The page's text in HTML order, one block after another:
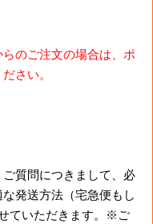
のご注文の場合は、ポ
さい。
質問につきまして、必
発送方法（宅急便もし
ていただきます。※ご